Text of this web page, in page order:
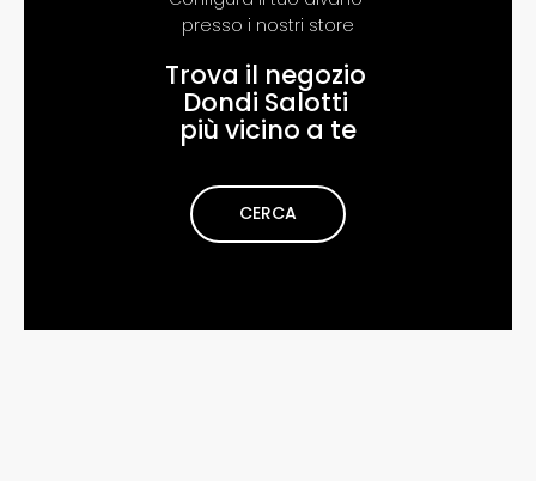
pr​​esso i nostri store
Trova il negozio
Dondi Salotti
più vicino a te
CERCA